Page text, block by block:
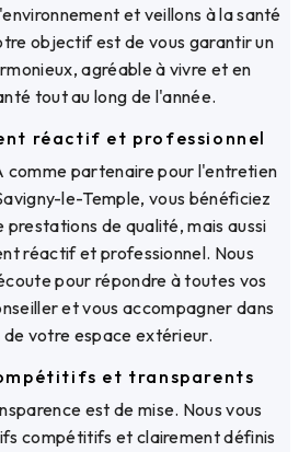
et veillons à la santé
objectif est de vous garantir un
agréable à vivre et en
tout au long de l'année.
réactif et professionnel
comme partenaire pour l'entretien
le-Temple, vous bénéficiez
prestations de qualité, mais aussi
réactif et professionnel. Nous
pour répondre à toutes vos
et vous accompagner dans
votre espace extérieur.
et transparents
est de mise. Nous vous
compétitifs et clairement définis